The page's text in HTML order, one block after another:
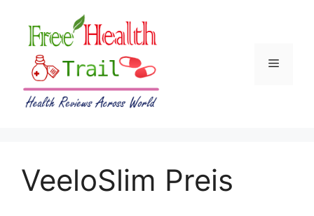
content
Menu
VeeloSlim Preis